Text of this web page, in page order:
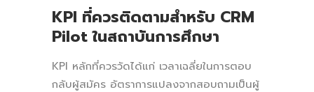
KPI ที่ควรติดตามสำหรับ CRM
Pilot ในสถาบันการศึกษา
KPI หลักที่ควรวัดได้แก่ เวลาเฉลี่ยในการตอบ
กลับผู้สมัคร อัตราการแปลงจากสอบถามเป็นผู้